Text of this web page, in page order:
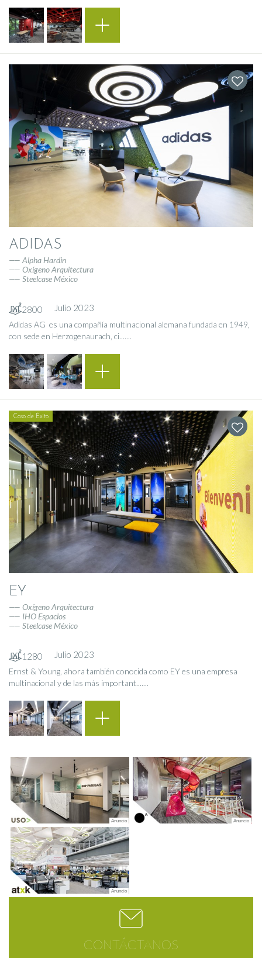
ADIDAS
Alpha Hardin
Oxígeno Arquitectura
Steelcase México
2800 Julio 2023
Adidas AG ​ es una compañía multinacional alemana fundada en 1949,
con sede en Herzogenaurach, ci.......
Caso de Éxito
EY
Oxígeno Arquitectura
IHO Espacios
Steelcase México
1280 Julio 2023
Ernst & Young, ahora también conocida como EY es una empresa
multinacional y de las más important.......
CONTÁCTANOS